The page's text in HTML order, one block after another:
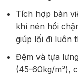
Tích hợp bàn
khí nén hồi
giúp lối đi luôn
Đệm và tựa
(45-60kg/m³),